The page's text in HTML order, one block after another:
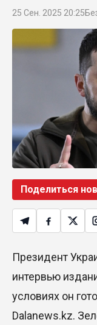
25 Сен. 2025 20:25
Поделиться
Президент
интервью
условиях он
Dalanews.kz.